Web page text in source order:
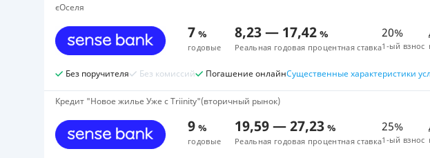
єОселя
7 %
годовые
8,23— 17,42 %
Реальная годовая процентная ставка
20%
1-ый взнос
Без поручителя Без комиссий Погашение онлайнСущественные характеристики
Кредит "Новое жилье Уже c Triinity"(вторичный рынок)
9 %
годовые
19,59—27,23 %
Реальная годовая процентная ставка
25%
1-ый взнос